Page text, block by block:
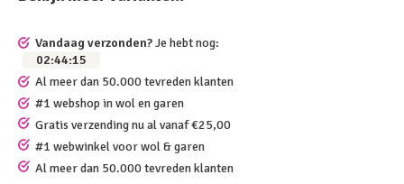
Vandaag verzonden?Je hebt nog:
02:44:15
Al meer dan 50.000 tevreden klanten
#1 webshop in wol en garen
Gratis verzending nu al vanaf €25,00
#1 webwinkel voor wol & garen
Al meer dan 50.000 tevreden klanten